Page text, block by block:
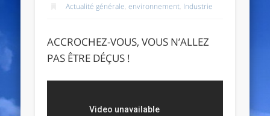
Actualité générale,environnement, Industrie
ACCROCHEZ-VOUS, VOUS N’ALLEZ
PAS ÊTRE DÉÇUS !